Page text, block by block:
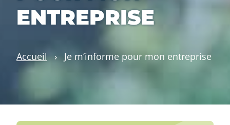
ENTREPRISE
Accueil › Je m’informe pour mon entreprise